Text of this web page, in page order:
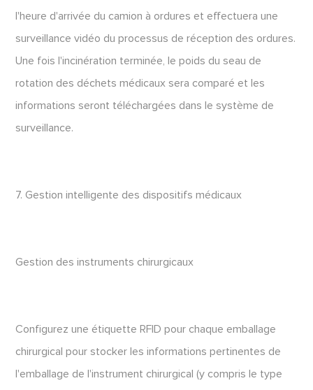
l'heure d'arrivée du camion à ordures et effectuera une
surveillance vidéo du processus de réception des ordures.
Une fois l'incinération terminée, le poids du seau de
rotation des déchets médicaux sera comparé et les
informations seront téléchargées dans le système de
surveillance.
7. Gestion intelligente des dispositifs médicaux
Gestion des instruments chirurgicaux
Configurez une étiquette RFID pour chaque emballage
chirurgical pour stocker les informations pertinentes de
l'emballage de l'instrument chirurgical (y compris le type